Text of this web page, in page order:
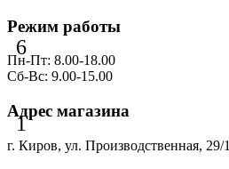
Режим работы
Пн-Пт: 8.00-18.00
Сб-Вс: 9.00-15.00
Адрес магазина
г. Киров, ул. Производственная, 29/1
1
6